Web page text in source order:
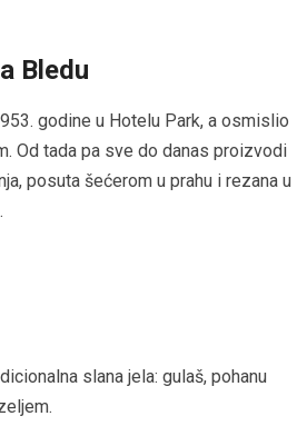
Bledu
godine u Hotelu Park, a osmislio
Od tada pa sve do danas proizvodi
posuta šećerom u prahu i rezana u
slana jela: gulaš, pohanu